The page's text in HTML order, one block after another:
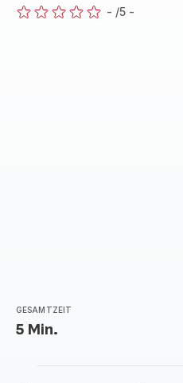
- /5 -
GESAMTZEIT
5 Min.